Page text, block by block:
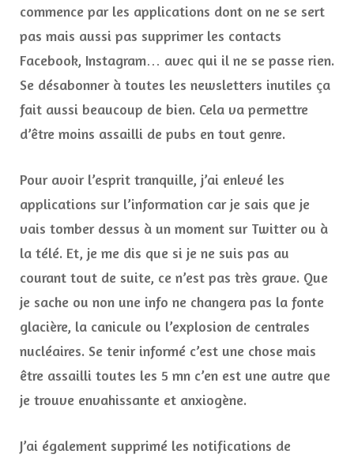
commence par les applications dont on ne se sert
pas mais aussi pas supprimer les contacts
Facebook, Instagram… avec qui il ne se passe rien.
Se désabonner à toutes les newsletters inutiles ça
fait aussi beaucoup de bien. Cela va permettre
d’être moins assailli de pubs en tout genre.
Pour avoir l’esprit tranquille, j’ai enlevé les
applications sur l’information car je sais que je
vais tomber dessus à un moment sur Twitter ou à
la télé. Et, je me dis que si je ne suis pas au
courant tout de suite, ce n’est pas très grave. Que
je sache ou non une info ne changera pas la fonte
glacière, la canicule ou l’explosion de centrales
nucléaires. Se tenir informé c’est une chose mais
être assailli toutes les 5 mn c’en est une autre que
je trouve envahissante et anxiogène.
J’ai également supprimé les notifications de